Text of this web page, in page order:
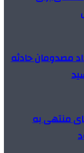
مصدومان حادثه
منتهی به